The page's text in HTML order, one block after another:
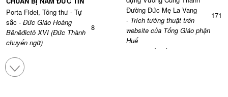
Porta Fidei, Tông thư - Tự
sắc - Đức Giáo Hoàng
Bênêđictô XVI (Đức Thành
chuyển ngữ)
8
dẫn mục vụ cho Năm Đức
Tin Bộ Giáo Lý Đức tin
Đường Đức Mẹ La Vang
- Trích tường thuật trên
website của Tổng Giáo phận
Huế
171
Đồ án thiết kế Trung tâm